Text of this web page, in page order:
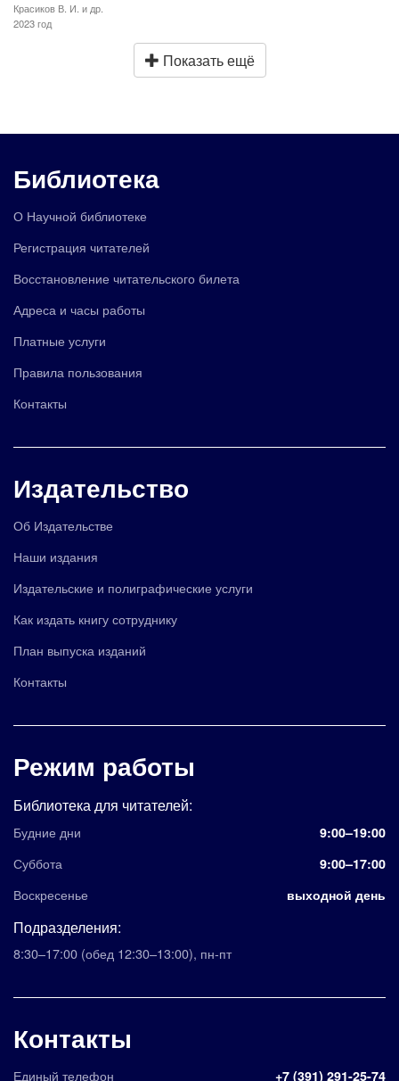
Красиков В. И. и др.
2023 год
Показать ещё
Библиотека
О Научной библиотеке
Регистрация читателей
Восстановление читательского билета
Адреса и часы работы
Платные услуги
Правила пользования
Контакты
Издательство
Об Издательстве
Наши издания
Издательские и полиграфические услуги
Как издать книгу сотруднику
План выпуска изданий
Контакты
Режим работы
Библиотека для читателей:
Будние дни 9:00–19:00
Суббота 9:00–17:00
Воскресенье выходной день
Подразделения:
8:30–17:00 (обед 12:30–13:00), пн-пт
Контакты
Единый телефон +7 (391) 291-25-74